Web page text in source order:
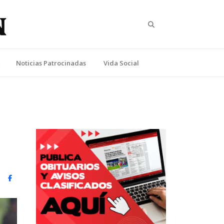
Noticias Patrocinadas Vida Social
Facebook